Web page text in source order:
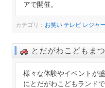
アで開催。
カテゴリ： お笑い テレビ レジャー
とだがわこどもま
様々な体験やイベントが
にとだがわこどもランドで